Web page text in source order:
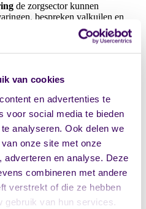
van cookies
en advertenties te
voor social media te bieden
analyseren. Ook delen we
onze site met onze
adverteren en analyse. Deze
combineren met andere
verstrekt of die ze hebben
van hun services.
de zorgsector kunnen
bespreken valkuilen en
om technologie verantwoord
Wat er écht nodig is voor AI in
van een AI-project dat
faalde. Ontdek cruciale
duurzaam en verantwoord te